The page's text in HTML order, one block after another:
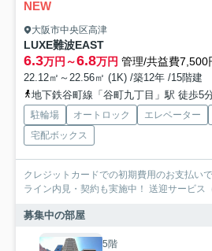
NEW
大阪市中央区高津
LUXE難波EAST
6.3万円～6.8万円 管理/共益費7,500
22.12㎡～22.56㎡ (1K) /築12年 /15階建
地下鉄谷町線「谷町九丁目」駅 徒歩5
駐輪場 オートロック エレベーター
宅配ボックス
クレジットカードでの初期費用のお支払い
ライン内見・契約も実施中！ 送迎サービス
募集中の部屋
5階